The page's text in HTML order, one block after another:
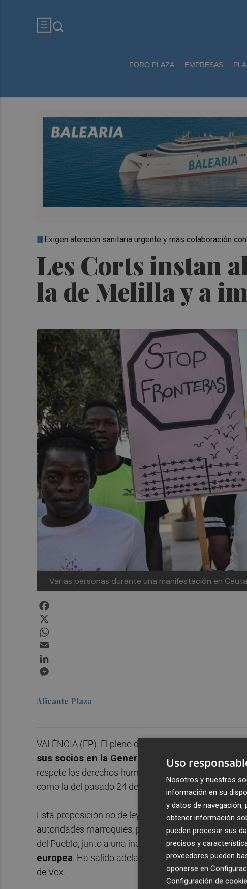
FORO PLAZA EMPRESAS
Les Corts instan
la de Melilla y a
Exigen atención sanitaria urgente y más colaboración
Varias personas durante una manifestación en Ceuta.
Alicante Plaza
VALÈNCIA (EP). El pleno de Les Corts
sus socios en la Generalitat (PSPV y
respete los derechos humanos de los inmigrantes y
como la del pasado 24 de junio en Melilla.
Esta proposición no de ley (PNL), además de exigir
autoridades marroquíes, pide profundizar las
del Pueblo, junto a una independientepara
europea. Ha salido adelante con los votos de los
de Vox.
Uso
Nosotros y nuestros
información en su
y datos de
obtener información
pueden procesar sus
precisos y
proveedores pueden
oponerse en
Configuración de